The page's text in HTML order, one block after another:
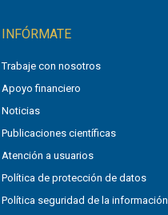
INFÓRMATE
Trabaje con nosotros
Apoyo financiero
Noticias
Publicaciones científicas
Atención a usuarios
Política de protección de datos
Política seguridad de la información